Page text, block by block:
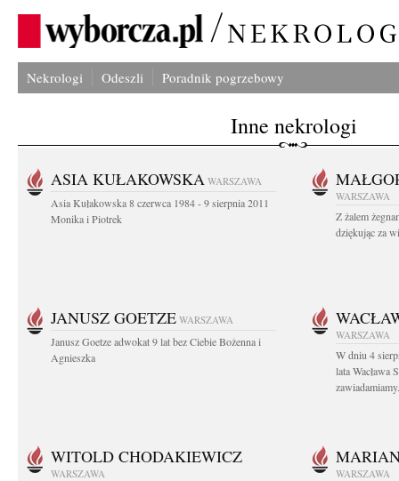
Nekrologi Odeszli Poradnik pogrzebowy
Inne nekrologi
ASIA KUŁAKOWSKA WARSZAWA
Asia Kułakowska 8 czerwca 1984 - 9 sierpnia 2011
Monika i Piotrek
WARSZAWA
Z żalem
dziękując za
JANUSZ GOETZE WARSZAWA
Janusz Goetze adwokat 9 lat bez Ciebie Bożenna i
Agnieszka
WARSZAWA
W dniu 4
lata Wacława
WITOLD CHODAKIEWICZ
WARSZAWA WARSZAWA